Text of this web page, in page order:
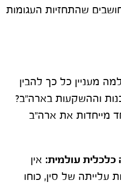
שהתחזיות העגומות
מעניין כל כך להבין
וההשקעות בארה"ב?
מייחדות את ארה"ב
עולמית: אין
עלייתה של סין, כוחו